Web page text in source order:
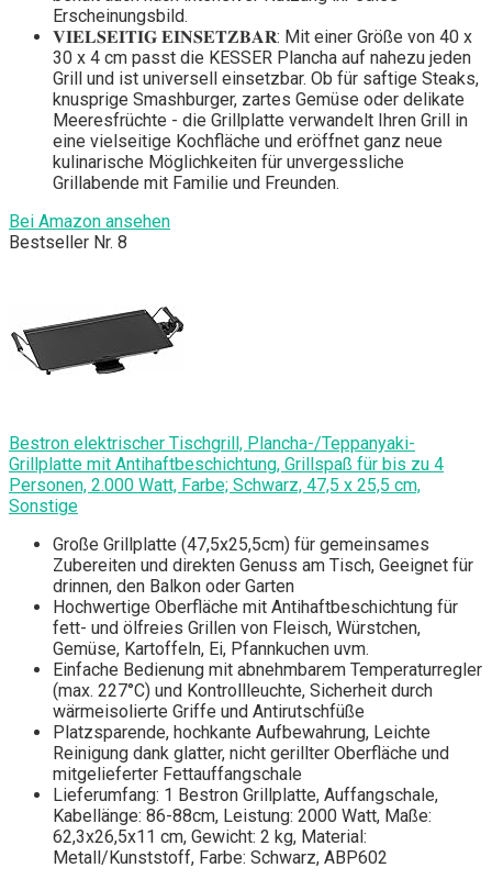
Erscheinungsbild.
𝐕𝐈𝐄𝐋𝐒𝐄𝐈𝐓𝐈𝐆 𝐄𝐈𝐍𝐒𝐄𝐓𝐙𝐁𝐀𝐑: Mit einer Größe von 40 x
30 x 4 cm passt die KESSER Plancha auf nahezu jeden
Grill und ist universell einsetzbar. Ob für saftige Steaks,
knusprige Smashburger, zartes Gemüse oder delikate
Meeresfrüchte - die Grillplatte verwandelt Ihren Grill in
eine vielseitige Kochfläche und eröffnet ganz neue
kulinarische Möglichkeiten für unvergessliche
Grillabende mit Familie und Freunden.
Bei Amazon ansehen
Bestseller Nr. 8
Bestron elektrischer Tischgrill, Plancha-/Teppanyaki-
Grillplatte mit Antihaftbeschichtung, Grillspaß für bis zu 4
Personen, 2.000 Watt, Farbe; Schwarz, 47,5 x 25,5 cm,
Sonstige
Große Grillplatte (47,5x25,5cm) für gemeinsames
Zubereiten und direkten Genuss am Tisch, Geeignet für
drinnen, den Balkon oder Garten
Hochwertige Oberfläche mit Antihaftbeschichtung für
fett- und ölfreies Grillen von Fleisch, Würstchen,
Gemüse, Kartoffeln, Ei, Pfannkuchen uvm.
Einfache Bedienung mit abnehmbarem Temperaturregler
(max. 227°C) und Kontrollleuchte, Sicherheit durch
wärmeisolierte Griffe und Antirutschfüße
Platzsparende, hochkante Aufbewahrung, Leichte
Reinigung dank glatter, nicht gerillter Oberfläche und
mitgelieferter Fettauffangschale
Lieferumfang: 1 Bestron Grillplatte, Auffangschale,
Kabellänge: 86-88cm, Leistung: 2000 Watt, Maße:
62,3x26,5x11 cm, Gewicht: 2 kg, Material:
Metall/Kunststoff, Farbe: Schwarz, ABP602